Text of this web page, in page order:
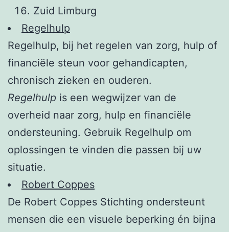
Zuid Limburg
Regelhulp
Regelhulp, bij het regelen van zorg, hulp of
financiële steun voor gehandicapten,
chronisch zieken en ouderen.
Regelhulp is een wegwijzer van de
overheid naar zorg, hulp en financiële
ondersteuning. Gebruik Regelhulp om
oplossingen te vinden die passen bij uw
situatie.
Robert Coppes
De Robert Coppes Stichting ondersteunt
mensen die een visuele beperking én bijna